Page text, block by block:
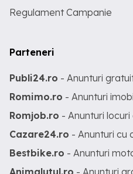
Regulament Campanie
Parteneri
Publi24.ro - Anunturi
Romimo.ro - Anunturi
Romjob.ro - Anunturi
Cazare24.ro - Anunturi cu
Bestbike.ro - Anunturi
Animalutul.ro - Anunturi